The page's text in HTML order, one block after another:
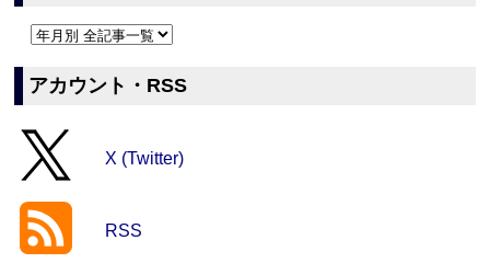
アカウント・RSS
X (Twitter)
RSS